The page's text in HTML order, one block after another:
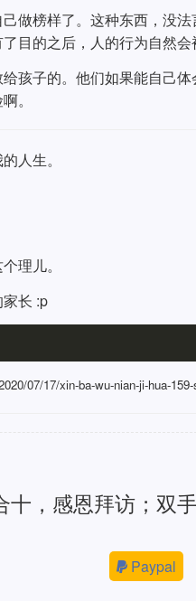
做榜样了。这种东西，没
目的之后，人的行为自然会
孩子的。他们如果能自己
。
人生。
理儿。
长 :p
07/17/xin-ba-wu-nian-ji-hua-
十，感恩拜访；双
Paypal